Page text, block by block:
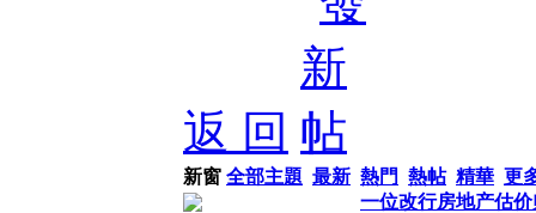
返 回
新窗 全部主題 最新 熱門 熱帖 精華 更
一位改行房地产估